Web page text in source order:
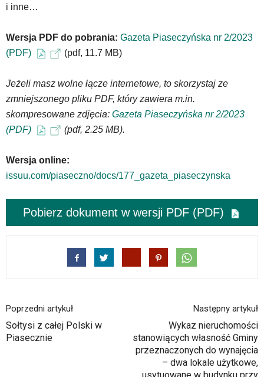
się
powszechnie
używane
elementy
portalu
YouTube
oraz
mapy
Maps
osadzane
Elementy
strzałek
odpowiadających
im
i inne…
Wersja PDF do pobrania: Gazeta Piaseczyńska nr 2/2023
(PDF)
(pdf, 11.7 MB)
Jeżeli masz wolne łącze internetowe, to skorzystaj ze
zmniejszonego pliku PDF, który zawiera m.in.
skompresowane zdjęcia: Gazeta Piaseczyńska nr 2/2023
(PDF)
(pdf, 2.25 MB).
Wersja online:
issuu.com/piaseczno/docs/177_gazeta_piaseczynska
Pobierz dokument w wersji PDF (PDF)
Poprzedni artykuł
Sołtysi z całej Polski w
Piasecznie
Następny artykuł
Wykaz nieruchomości
stanowiących własność Gminy
przeznaczonych do wynajęcia
– dwa lokale użytkowe,